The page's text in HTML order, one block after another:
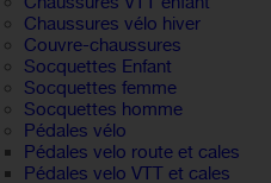
Chaussures vélo hiver
Couvre-chaussures
Socquettes Enfant
Socquettes femme
Socquettes homme
Pédales vélo
Pédales velo route et cales
Pédales velo VTT et cales